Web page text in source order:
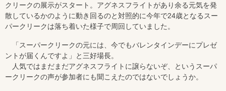
クリークの展示がスタート。アグネスフライトがあり余る元気を発
散しているかのように動き回るのと対照的に今年で24歳となるスー
パークリークは落ち着いた様子で周回していました。
「スーパークリークの元には、今でもバレンタインデーにプレゼ
ントが届くんですよ」と三好場長。
人気ではまだまだアグネスフライトに譲らないぞ、というスーパ
ークリークの声が参加者にも聞こえたのではないでしょうか。